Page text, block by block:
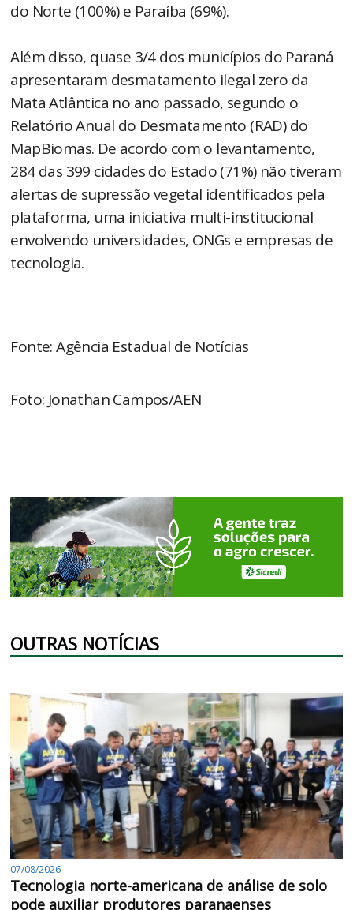
do Norte (100%) e Paraíba (69%).
Além disso, quase 3/4 dos municípios do Paraná
apresentaram desmatamento ilegal zero da
Mata Atlântica no ano passado, segundo o
Relatório Anual do Desmatamento (RAD) do
MapBiomas. De acordo com o levantamento,
284 das 399 cidades do Estado (71%) não tiveram
alertas de supressão vegetal identificados pela
plataforma, uma iniciativa multi-institucional
envolvendo universidades, ONGs e empresas de
tecnologia.
Fonte: Agência Estadual de Notícias
Foto: Jonathan Campos/AEN
OUTRAS NOTÍCIAS
07/08/2026
Tecnologia norte-americana de análise de solo
pode auxiliar produtores paranaenses